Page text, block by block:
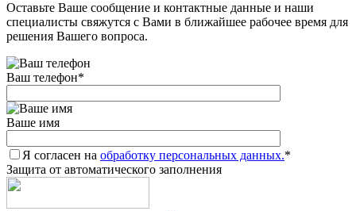
Оставьте Ваше сообщение и контактные данные и наши
специалисты свяжутся с Вами в ближайшее рабочее время для
решения Вашего вопроса.
Ваш телефон*
Ваше имя
Я согласен на обработку персональных данных.*
Защита от автоматического заполнения